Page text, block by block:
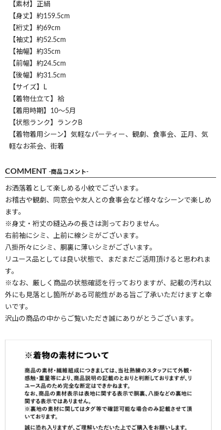
【素材】正絹
【身丈】約159.5cm
【裄丈】約69cm
【袖丈】約52.5cm
【袖幅】約35cm
【前幅】約24.5cm
【後幅】約31.5cm
【サイズ】L
【着物仕立て】袷
【着用時期】10～5月
【状態ランク】ランクB
【着物着用シーン】気軽なパーティー、観劇、食事会、正月、気
軽なお茶会、街着
COMMENT -商品コメント-
お洒落着として楽しめる小紋でございます。
お稽古や観劇、同窓会や友人との食事会など様々なシーンで楽しめ
ます。
※身丈・裄丈の縫込みの長さは測っておりません。
右前袖にシミ、上前に線シミがございます。
八掛所々にシミ、胴裏に薄いシミがございます。
リユース品としては良い状態で、まだまだご活用頂けると思われま
す。
※なお、厳しく商品の状態確認を行っておりますが、記載の汚れ以
外にも見落とし箇所がある可能性がある旨ご了承いただけますと幸
いです。
沢山の商品の中からご覧いただき誠にありがとうございます。